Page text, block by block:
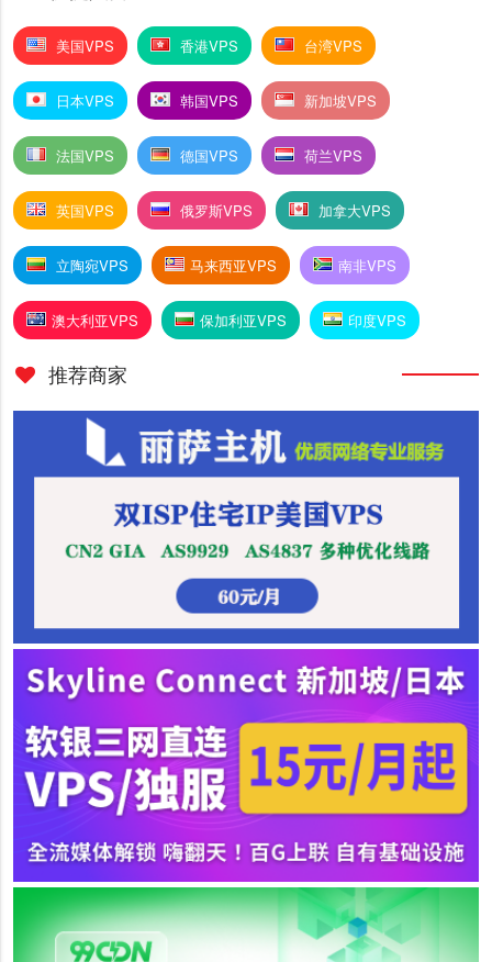
美国VPS 香港VPS 台湾VPS
日本VPS 韩国VPS 新加坡VPS
法国VPS 德国VPS 荷兰VPS
英国VPS 俄罗斯VPS 加拿大VPS
立陶宛VPS 马来西亚VPS 南非VPS
澳大利亚VPS 保加利亚VPS 印度VPS
推荐商家